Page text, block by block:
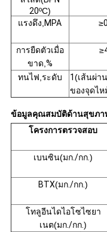
20ºC)
แรงดึง,MPA ≥
การยืดตัวเมื่อ
ขาด,%
≥
ทนไฟ,ระดับ 1(เส้นผ่า
ของจุดไห
ข้อมูลคุณสมบัติด้านสุขภา
โครงการตรวจสอบ
เบนซิน(มก./กก.)
BTX(มก./กก.)
โทลูอีนไดไอโซไซยา
เนต(มก./กก.)